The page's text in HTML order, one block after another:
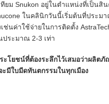
ยม Snukon อยู่ในตำแหน่งที่เป็นสิ
ในคลินิกวันนี้เริ่มต้นที่ประม
เช่นค่าใช้จ่ายในการติดตั้ง
ประมาณ 2-3 เท่า
โยชน์ที่ต้องระลึกไว้เสมอว่าผลิต
ะมีใบมีดทันตกรรมในทุกเมือง